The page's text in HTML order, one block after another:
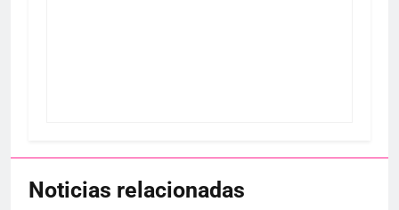
Noticias relacionadas